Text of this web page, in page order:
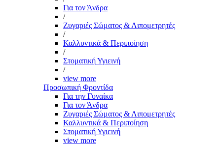
Για τον Άνδρα
/
Ζυγαριές Σώματος & Λιπομετρητές
/
Καλλυντικά & Περιποίηση
/
Στοματική Υγιεινή
/
view more
Προσωπική Φροντίδα
Για την Γυναίκα
Για τον Άνδρα
Ζυγαριές Σώματος & Λιπομετρητές
Καλλυντικά & Περιποίηση
Στοματική Υγιεινή
view more